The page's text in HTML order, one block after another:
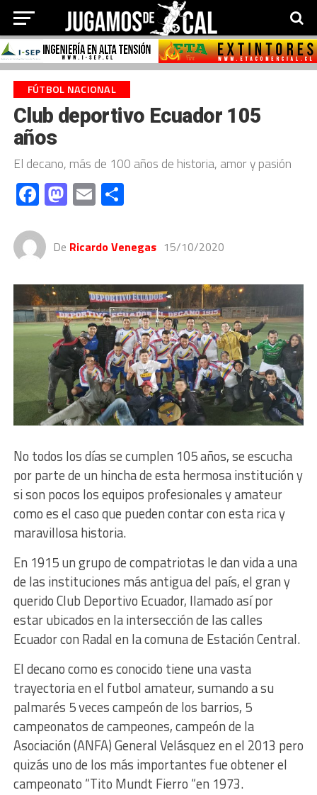
FÚTBOL NACIONAL
Club deportivo Ecuador 105
años
El decano, más de 100 años de historia, amor y pasión
Facebook
Mastodon
EmailCompartir
De Ricardo Venegas 15/10/2020
No todos los días se cumplen 105 años, se escucha
por parte de un hincha de esta hermosa institución y
si son pocos los equipos profesionales y amateur
como es el caso que pueden contar con esta rica y
maravillosa historia.
En 1915 un grupo de compatriotas le dan vida a una
de las instituciones más antigua del país, el gran y
querido Club Deportivo Ecuador, llamado así por
estar ubicados en la intersección de las calles
Ecuador con Radal en la comuna de Estación Central.
El decano como es conocido tiene una vasta
trayectoria en el futbol amateur, sumando a su
palmarés 5 veces campeón de los barrios, 5
campeonatos de campeones, campeón de la
Asociación (ANFA) General Velásquez en el 2013 pero
quizás uno de los más importantes fue obtener el
campeonato “Tito Mundt Fierro “en 1973.